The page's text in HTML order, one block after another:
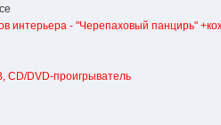
интерьера - "Черепаховый панцирь"
CD/DVD-проигрыватель